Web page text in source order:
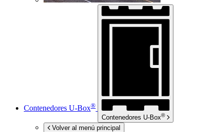
Contenedores U-Box®
Contenedores U-Box®
Volver al menú principal